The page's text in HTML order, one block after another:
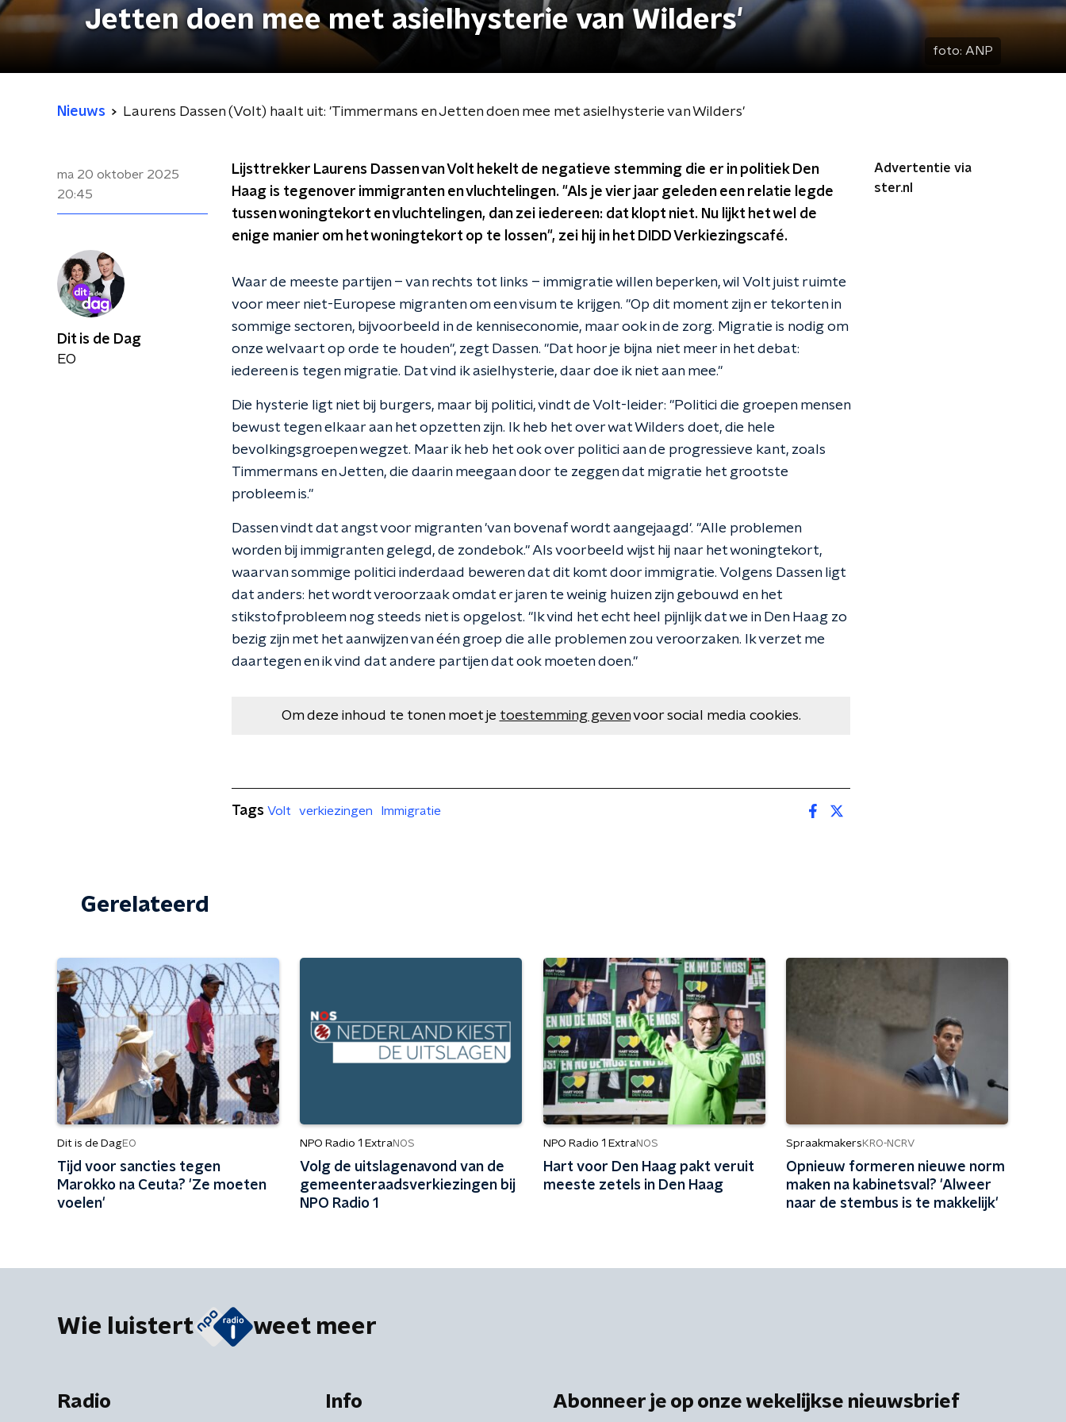
Jetten doen mee met asielhysterie van Wilders'
foto: ANP
Nieuws Laurens Dassen (Volt) haalt uit: 'Timmermans en Jetten doen mee met asielhysterie van Wilders'
ma 20 oktober 2025
20:45
Lijsttrekker Laurens Dassen van Volt hekelt de negatieve stemming die er in politiek Den
Haag is tegenover immigranten en vluchtelingen. "Als je vier jaar geleden een relatie legde
tussen woningtekort en vluchtelingen, dan zei iedereen: dat klopt niet. Nu lijkt het wel de
enige manier om het woningtekort op te lossen", zei hij in het DIDD Verkiezingscafé.
Waar de meeste partijen – van rechts tot links – immigratie willen beperken, wil Volt juist ruimte
voor meer niet-Europese migranten om een visum te krijgen. "Op dit moment zijn er tekorten in
sommige sectoren, bijvoorbeeld in de kenniseconomie, maar ook in de zorg. Migratie is nodig om
onze welvaart op orde te houden", zegt Dassen. "Dat hoor je bijna niet meer in het debat:
iedereen is tegen migratie. Dat vind ik asielhysterie, daar doe ik niet aan mee."
Die hysterie ligt niet bij burgers, maar bij politici, vindt de Volt-leider: "Politici die groepen mensen
bewust tegen elkaar aan het opzetten zijn. Ik heb het over wat Wilders doet, die hele
bevolkingsgroepen wegzet. Maar ik heb het ook over politici aan de progressieve kant, zoals
Timmermans en Jetten, die daarin meegaan door te zeggen dat migratie het grootste
probleem is."
Dassen vindt dat angst voor migranten 'van bovenaf wordt aangejaagd'. "Alle problemen
worden bij immigranten gelegd, de zondebok." Als voorbeeld wijst hij naar het woningtekort,
waarvan sommige politici inderdaad beweren dat dit komt door immigratie. Volgens Dassen ligt
dat anders: het wordt veroorzaak omdat er jaren te weinig huizen zijn gebouwd en het
stikstofprobleem nog steeds niet is opgelost. "Ik vind het echt heel pijnlijk dat we in Den Haag zo
bezig zijn met het aanwijzen van één groep die alle problemen zou veroorzaken. Ik verzet me
daartegen en ik vind dat andere partijen dat ook moeten doen."
Om deze inhoud te tonen moet je toestemming gevenvoor social media cookies.
Advertentie via
ster.nl
Dit is de Dag
EO
Tags Volt verkiezingen Immigratie
Gerelateerd
Dit is de DagEO
Tijd voor sancties tegen
Marokko na Ceuta? 'Ze moeten
voelen'
NPO Radio 1 ExtraNOS
Volg de uitslagenavond van de
gemeenteraadsverkiezingen bij
NPO Radio 1
NPO Radio 1 ExtraNOS
Hart voor Den Haag pakt veruit
meeste zetels in Den Haag
Spraakmakers KRO-NCRV
Opnieuw formeren nieuwe norm
maken na kabinetsval? 'Alweer
naar de stembus is te makkelijk'
Wie luistert weet meer
Radio Info Abonneer je op onze wekelijkse nieuwsbrief